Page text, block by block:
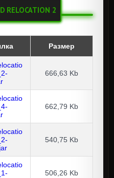
RELOCATION 2
Размер
666,63 Kb
662,79 Kb
540,75 Kb
506,26 Kb